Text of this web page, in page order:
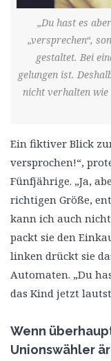
„Du hast es
„versprechen“,
gestaltet. Bei
gelungen ist.
nicht verhalten
Ein fiktiver Blick
versprochen!“,
Fünfjährige. „Ja,
richtigen Größe,
kann ich auch
packt sie den
linken drückt sie
Automaten. „Du
das Kind jetzt
Wenn
Unionswähler